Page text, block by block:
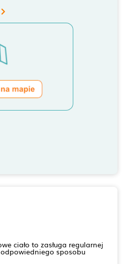
ciało to zasługa regularnej
sposobu